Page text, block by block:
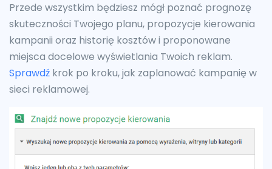
Przede wszystkim będziesz mógł poznać prognozę
skuteczności Twojego planu, propozycje kierowania
kampanii oraz historię kosztów i proponowane
miejsca docelowe wyświetlania Twoich reklam.
Sprawdź krok po kroku, jak zaplanować kampanię w
sieci reklamowej.